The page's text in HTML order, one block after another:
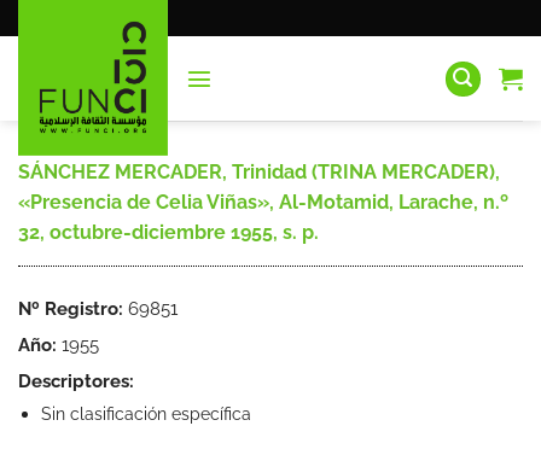
al
SÁNCHEZ MERCADER, Trinidad (TRINA MERCADER),
«Presencia de Celia Viñas», Al-Motamid, Larache, n.º
32, octubre-diciembre 1955, s. p.
Nº Registro: 69851
Año: 1955
Descriptores:
Sin clasificación específica